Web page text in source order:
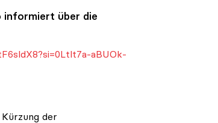
informiert über die
aBUOk-
der